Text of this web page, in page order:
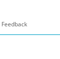
Feedback